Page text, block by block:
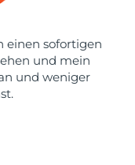
einen sofortigen
und mein
und weniger